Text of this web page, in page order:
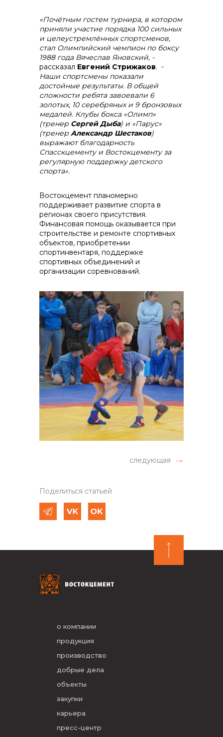
«Почётным гостем турнира, в котором
приняли участие порядка 100 сильных
и целеустремлённых спортсменов,
стал Олимпийский чемпион по боксу
1988 года Вячеслав Яновский, -
рассказал Евгений Стрижаков. -
Наши спортсмены показали
достойные результаты. В общей
сложности ребята завоевали 6
золотых, 10 серебряных и 9 бронзовых
медалей. Клубы бокса «Олимп»
(тренер Сергей Дыба) и «Парус»
(тренер Александр Шестаков)
выражают благодарность
Спасскцементу и Востокцементу за
регулярную поддержку детского
спорта».
Востокцемент планомерно
поддерживает развитие спорта в
регионах своего присутствия.
Финансовая помощь оказывается при
строительстве и ремонте спортивных
объектов, приобретении
спортинвентаря, поддержке
спортивных объединений и
организации соревнований.
следующая
Поделиться статьей
о компании
продукция
производство
добрые дела
объекты
закупки
карьера
пресс-центр